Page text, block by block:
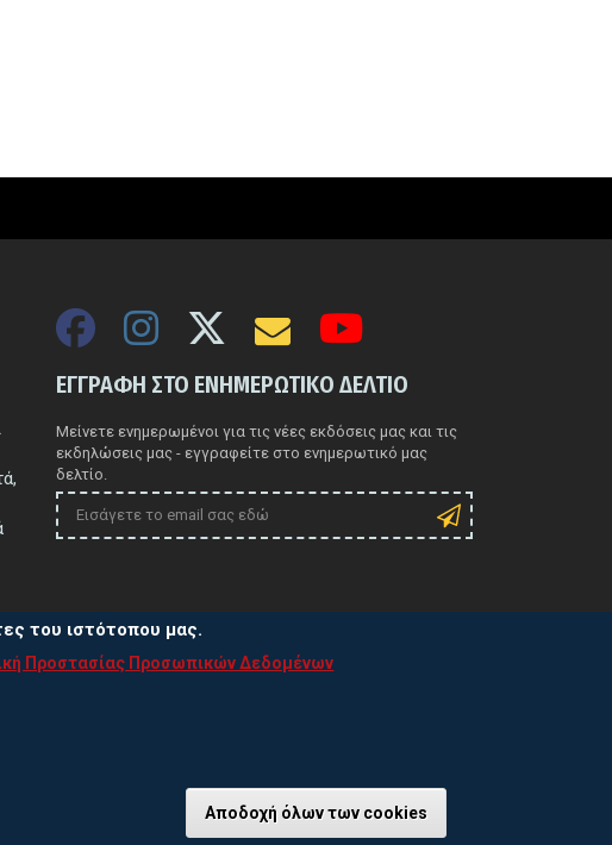
ΕΓΓΡΑΦΗ ΣΤΟ ΕΝΗΜΕΡΩΤΙΚΟ ΔΕΛΤΙΟ
Μείνετε ενημερωμένοι για τις νέες εκδόσεις μας και τις
εκδηλώσεις μας - εγγραφείτε στο ενημερωτικό μας
δελτίο.
Πολιτική χρήσης Cookies
του ιστότοπου μας.
Προστασίας Προσωπικών Δεδομένων
Αποδοχή όλων των cookies